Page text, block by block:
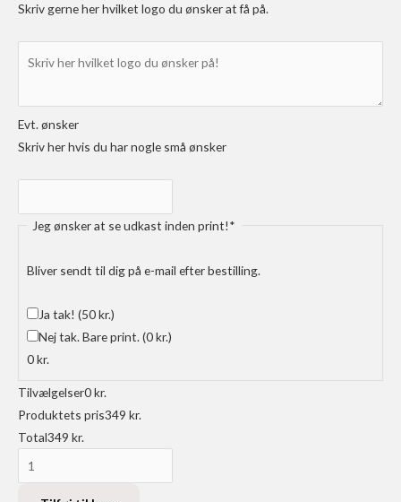
Skriv gerne her hvilket logo du ønsker at få på.
Evt. ønsker
Skriv her hvis du har nogle små ønsker
Jeg ønsker at se udkast inden print!*
Bliver sendt til dig på e-mail efter bestilling.
Ja tak! (50 kr.)
Nej tak. Bare print. (0 kr.)
0kr.
Tilvælgelser0kr.
Produktets pris349 kr.
Total349 kr.
Ortema
V3